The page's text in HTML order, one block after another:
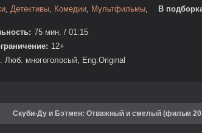
Детективы Комедии Мультфильмы
75 мин. / 01:15
12+
Люб. многоголосый, Eng.Original
В
Скуби-Ду и Бэтмен: Отважный и смелый (фильм